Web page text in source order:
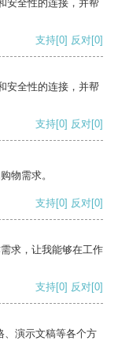
安全性的连接，并帮
支持[0] 反对[0]
安全性的连接，并帮
支持[0] 反对[0]
物需求。
支持[0] 反对[0]
求，让我能够在工作
支持[0] 反对[0]
、演示文稿等各个方